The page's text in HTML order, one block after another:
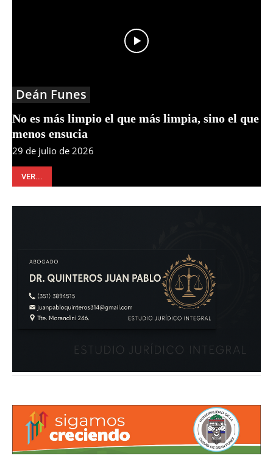
Deán Funes
No es más limpio el que más limpia, sino el que
menos ensucia
29 de julio de 2026
VER...